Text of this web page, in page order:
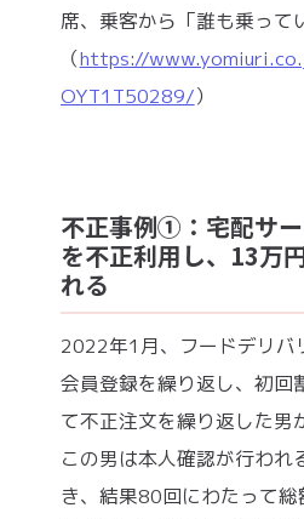
席、乗客から「誰も乗って
（https://
OYT1T50289/）
不正事例①：宅配サ
を不正利用し、13万
れる
2022年1月、フードデリバ
会員登録を繰り返し、初回
て不正注文を繰り返した男
この男は本人確認が行われ
き、結果80回にわたって